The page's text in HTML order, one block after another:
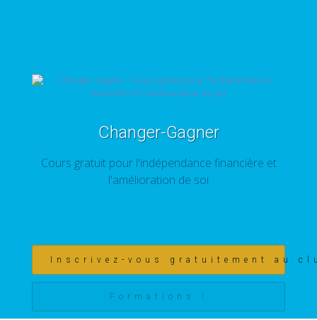
Changer-Gagner
Cours gratuit pour l'indépendance financière et
l'amélioration de soi
Inscrivez-vous gratuitement au
Formations !